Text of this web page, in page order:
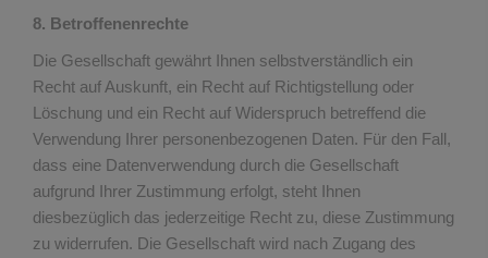
8. Betroffenenrechte
Die Gesellschaft gewährt Ihnen selbstverständlich ein
Recht auf Auskunft, ein Recht auf Richtigstellung oder
Löschung und ein Recht auf Widerspruch betreffend die
Verwendung Ihrer personenbezogenen Daten. Für den Fall,
dass eine Datenverwendung durch die Gesellschaft
aufgrund Ihrer Zustimmung erfolgt, steht Ihnen
diesbezüglich das jederzeitige Recht zu, diese Zustimmung
zu widerrufen. Die Gesellschaft wird nach Zugang des